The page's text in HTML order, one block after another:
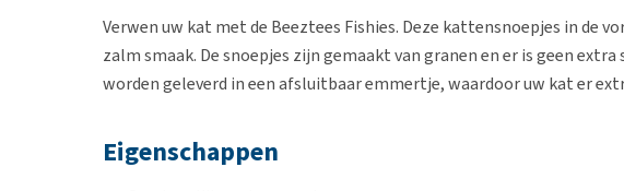
Verwen uw kat met de Beeztees Fishies. Deze kattensnoepjes in de
zalm smaak. De snoepjes zijn gemaakt van granen en er is geen
worden geleverd in een afsluitbaar emmertje, waardoor uw kat er
Eigenschappen